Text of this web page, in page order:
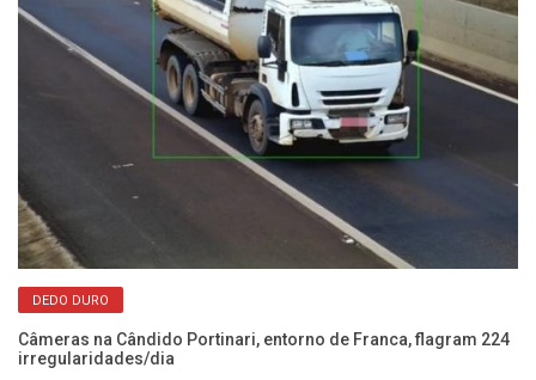
DEDO DURO
Câmeras na Cândido Portinari, entorno de Franca, flagram 224
irregularidades/dia